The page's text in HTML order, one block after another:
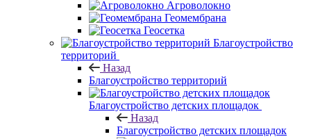
Агроволокно
Геомембрана
Геосетка
Благоустройство
территорий
Назад
Благоустройство территорий
Благоустройство детских площадок
Назад
Благоустройство детских площадок